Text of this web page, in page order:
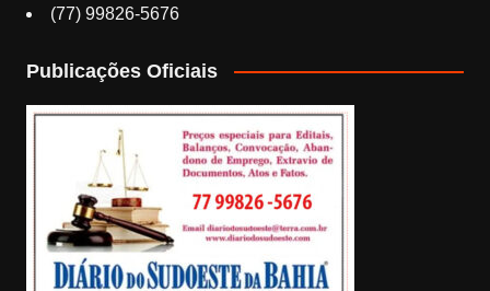
(77) 99826-5676
Publicações Oficiais